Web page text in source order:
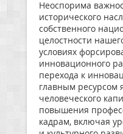
Неоспорима
исторического
собственного
целостности
условиях
инновационного
перехода к
главным ресурсом
человеческого
повышения
кадрам, включая